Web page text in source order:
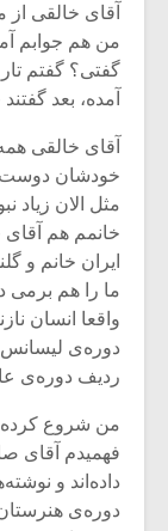
آقای خالقی
من هم جوابم
گفتی؟ گفتم
آمده، بعد
آقای خالقی
خودشان دوست
مثل الان زیاد
خانمم هم آقای
ایران خانم و
ما را هم برمی
واقعا انسان
دوره‌ی
ردیف دوره‌ی
من شروع کرده
فهمیدم آقای
داده‌اند و
دوره‌ی